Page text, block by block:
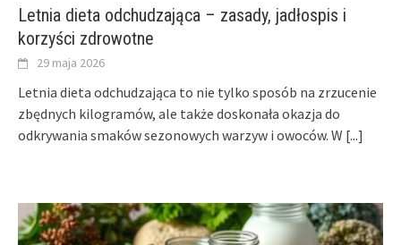
Letnia dieta odchudzająca – zasady, jadłospis i
korzyści zdrowotne
29 maja 2026
Letnia dieta odchudzająca to nie tylko sposób na zrzucenie
zbędnych kilogramów, ale także doskonała okazja do
odkrywania smaków sezonowych warzyw i owoców. W [...]